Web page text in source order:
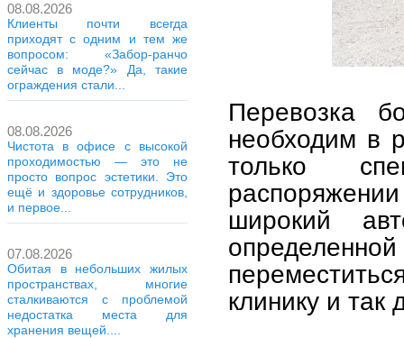
08.08.2026
Клиенты почти всегда
приходят с одним и тем же
вопросом: «Забор-ранчо
сейчас в моде?» Да, такие
ограждения стали...
08.08.2026
Чистота в офисе с высокой
проходимостью — это не
просто вопрос эстетики. Это
ещё и здоровье сотрудников,
и первое...
07.08.2026
Обитая в небольших жилых
пространствах, многие
сталкиваются с проблемой
недостатка места для
хранения вещей....
Перевозка
необходим в
только
широкий
клинику и так